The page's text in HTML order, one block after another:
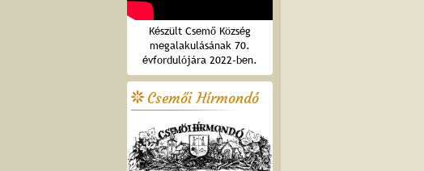
Készült Csemő Község
megalakulásának 70.
évfordulójára 2022-ben.
Csemői Hírmondó